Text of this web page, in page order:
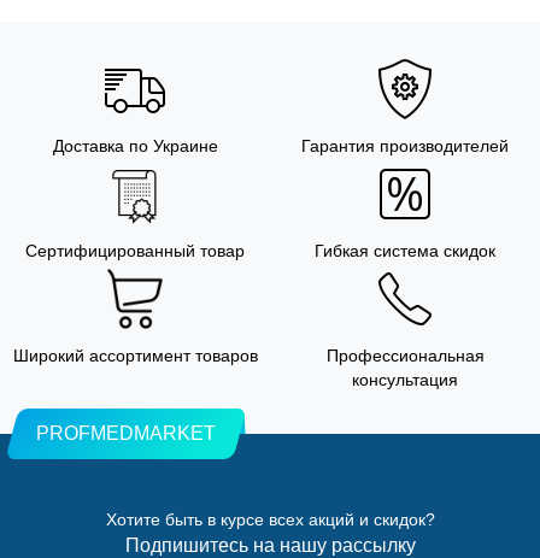
Доставка по Украине Гарантия производителей
Сертифицированный товар Гибкая система скидок
Широкий ассортимент товаров
Профессиональная
консультация
PROFMEDMARKET
Хотите быть в курсе всех акций и скидок?
Подпишитесь на нашу рассылку